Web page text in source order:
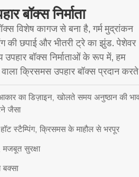
बॉक्स निर्माता
विशेष कागज से बना है, गर्म मुद्रांकन
की छपाई और भीतरी ट्रे का झुंड. पेशेवर
बॉक्स निर्माताओं के रूप में, हम
क्रिसमस उपहार बॉक्स प्रदान
का डिज़ाइन, खोलते समय अनुष्ठान की
जैसा
स्टैम्पिंग, क्रिसमस के माहौल से भरपूर
सुरक्षा